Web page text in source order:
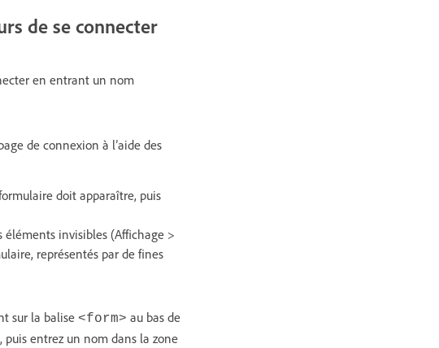
de se connecter
en entrant un nom
de connexion à l’aide des
doit apparaître, puis
éléments invisibles (Affichage >
représentés par de fines
sur la balise <form> au bas de
puis entrez un nom dans la zone